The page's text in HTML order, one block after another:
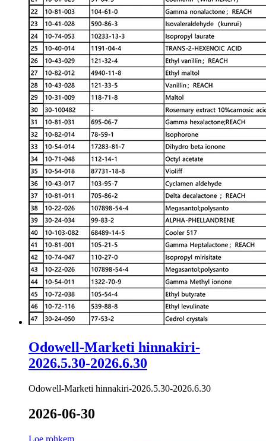
Odowell-Marketi hinnakiri-
2026.5.30-2026.6.30
Odowell-Marketi hinnakiri-2026.5.30-2026.6.30
2026-06-30
Loe rohkem